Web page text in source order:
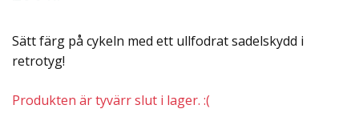
Sätt färg på cykeln med ett ullfodrat sadelskydd i
retrotyg!
Produkten är tyvärr slut i lager. :(